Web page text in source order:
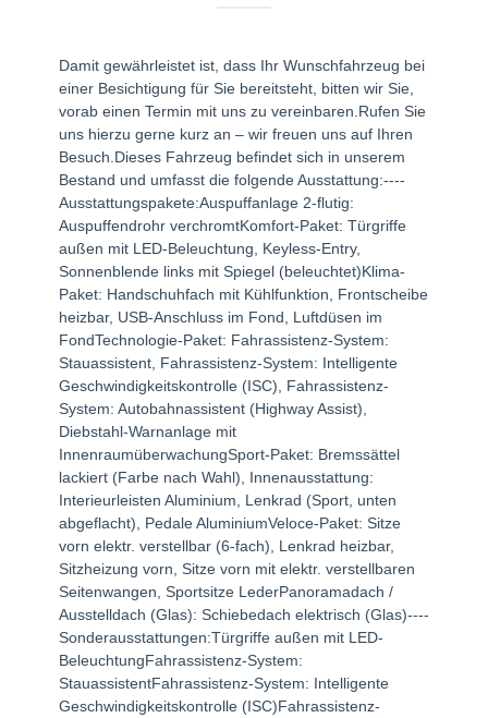
Damit gewährleistet ist, dass Ihr Wunschfahrzeug bei
einer Besichtigung für Sie bereitsteht, bitten wir Sie,
vorab einen Termin mit uns zu vereinbaren.Rufen Sie
uns hierzu gerne kurz an – wir freuen uns auf Ihren
Besuch.Dieses Fahrzeug befindet sich in unserem
Bestand und umfasst die folgende Ausstattung:----
Ausstattungspakete:Auspuffanlage 2-flutig:
Auspuffendrohr verchromtKomfort-Paket: Türgriffe
außen mit LED-Beleuchtung, Keyless-Entry,
Sonnenblende links mit Spiegel (beleuchtet)Klima-
Paket: Handschuhfach mit Kühlfunktion, Frontscheibe
heizbar, USB-Anschluss im Fond, Luftdüsen im
FondTechnologie-Paket: Fahrassistenz-System:
Stauassistent, Fahrassistenz-System: Intelligente
Geschwindigkeitskontrolle (ISC), Fahrassistenz-
System: Autobahnassistent (Highway Assist),
Diebstahl-Warnanlage mit
InnenraumüberwachungSport-Paket: Bremssättel
lackiert (Farbe nach Wahl), Innenausstattung:
Interieurleisten Aluminium, Lenkrad (Sport, unten
abgeflacht), Pedale AluminiumVeloce-Paket: Sitze
vorn elektr. verstellbar (6-fach), Lenkrad heizbar,
Sitzheizung vorn, Sitze vorn mit elektr. verstellbaren
Seitenwangen, Sportsitze LederPanoramadach /
Ausstelldach (Glas): Schiebedach elektrisch (Glas)----
Sonderausstattungen:Türgriffe außen mit LED-
BeleuchtungFahrassistenz-System:
StauassistentFahrassistenz-System: Intelligente
Geschwindigkeitskontrolle (ISC)Fahrassistenz-